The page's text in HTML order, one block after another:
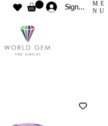
Sign In
ME
NU